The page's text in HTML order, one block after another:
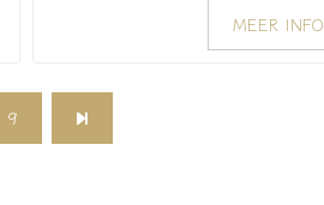
MEER INFO
9